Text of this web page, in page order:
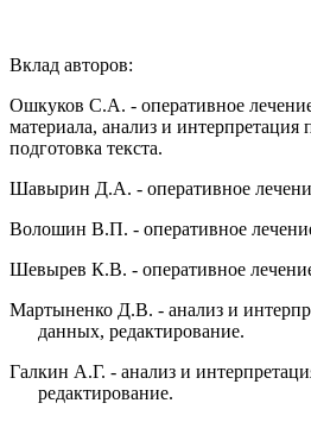
Вклад авторов:
Ошкуков С.А. - оперативное
материала, анализ и
подготовка текста.
Шавырин Д.А. - оперативное
Волошин В.П. - оперативное
Шевырев К.В. - оперативное
Мартыненко Д.В. - анализ и
данных, редактирование.
Галкин А.Г. - анализ и
редактирование.